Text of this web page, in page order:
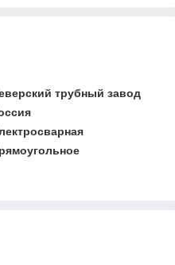
трубный завод